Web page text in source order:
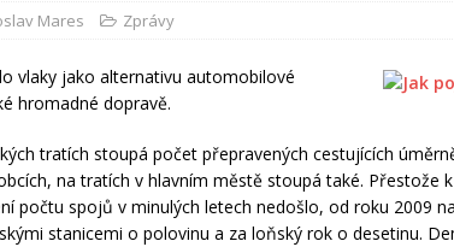
Mares Zprávy
vlaky jako alternativu automobilové
hromadné dopravě.
tratích stoupá počet přepravených cestujících
na tratích v hlavním městě stoupá také. Přestože
počtu spojů v minulých letech nedošlo, od roku 2009
stanicemi o polovinu a za loňský rok o desetinu.